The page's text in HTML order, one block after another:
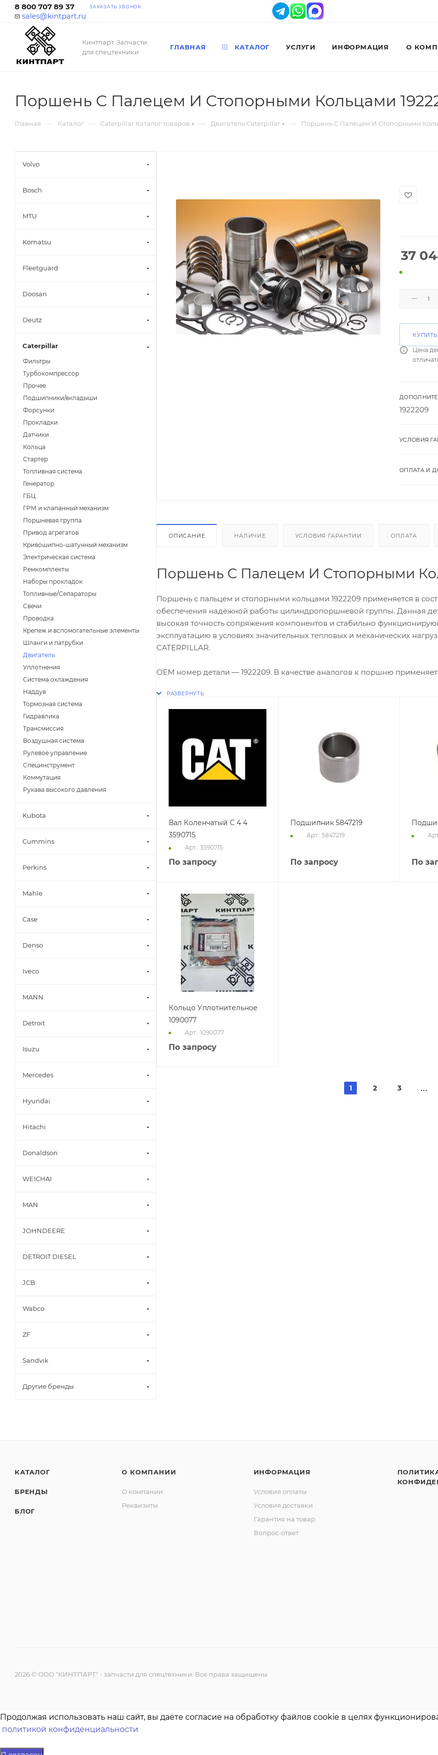
8 800 707 89 37 ЗАКАЗАТЬ ЗВОНОК
sales@kintpart.ru
Кинтпарт. Запчасти
для спецтехники
ГЛАВНАЯ КАТАЛОГ УСЛУГИ ИНФОРМАЦИЯ О
Поршень С Палецем И Стопорными Кольцами
Главная — Каталог — Caterpillar Каталог товаров — Двигатель Caterpillar — Поршень С Палецем И Стопорными
37
Цена
1922209
УСЛОВИЯ
ОПЛАТА И
ОПИСАНИЕ НАЛИЧИЕ УСЛОВИЯ ГАРАНТИИ ОПЛАТА
Поршень С Палецем И Стопорными
Поршень с пальцем и стопорными кольцами 1922209 применяется в
обеспечения надёжной работы цилиндропоршневой группы. Данная
высокая точность сопряжения компонентов и стабильно
эксплуатацию в условиях значительных тепловых и механических
CATERPILLAR.
OEM номер детали — 1922209. В качестве аналогов к поршню
Вал Коленчатый C 4 4
3590715
Арт.: 3590715
По запросу
Подшипник 5847219
Арт.: 5847219
По запросу По
Кольцо Уплотнительное
1090077
Арт.: 1090077
По запросу
1 2 3
Volvo
Bosch
MTU
Komatsu
Fleetguard
Doosan
Deutz
Caterpillar
Фильтры
Турбокомпрессор
Прочее
Подшипники/вкладыши
Форсунки
Прокладки
Датчики
Кольца
Стартер
Топливная система
Генератор
ГБЦ
ГРМ и клапанный механизм
Поршневая группа
Привод агрегатов
Кривошипно-шатунный механизм
Электрическая система
Ремкомплекты
Наборы прокладок
Топливные/Сепараторы
Свечи
Проводка
Крепеж и вспомогательные элементы
Шланги и патрубки
Двигатель
Уплотнения
Система охлаждения
Наддув
Тормозная система
Гидравлика
Трансмиссия
Воздушная система
Рулевое управление
Специнструмент
Коммутация
Рукава высокого давления
Kubota
Cummins
Perkins
Mahle
Case
Denso
Iveco
MANN
Detroit
Isuzu
Mercedes
Hyundai
Hitachi
Donaldson
WEICHAI
MAN
JOHNDEERE
DETROIT DIESEL
JCB
Wabco
ZF
Sandvik
Другие бренды
КАТАЛОГ
БРЕНДЫ
БЛОГ
О КОМПАНИИ
О компании
Реквизиты
ИНФОРМАЦИЯ
Условия оплаты
Условия доставки
Гарантия на товар
Вопрос-ответ
2026 © ООО "КИНТПАРТ" - запчасти для спецтехники. Все права защищены
Продолжая использовать наш сайт, вы даёте согласие на обработку файлов cookie в целях
политикой конфиденциальности